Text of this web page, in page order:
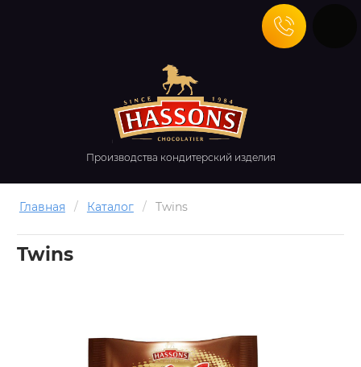
Производства кондитерский изделия
Главная / Каталог / Twins
Twins